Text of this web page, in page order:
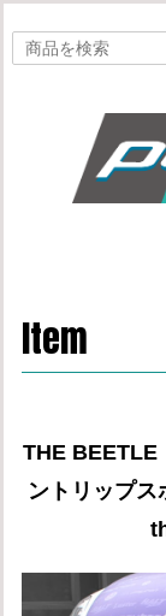
Item
THE BEETLE
ントリップ